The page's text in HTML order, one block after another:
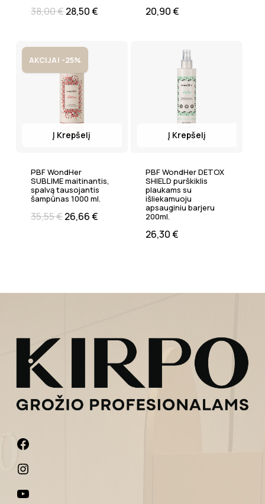
38,00€28,50€ 20,90€
AKCIJA! -25%
Į Krepšelį
PBF WondHer
SUBLIME maitinantis,
spalvą tausojantis
šampūnas 1000 ml.
35,55€26,66€
Į Krepšelį
PBF WondHer DETOX
SHIELD purškiklis
plaukams su
išliekamuoju
apsauginiu barjeru
200ml.
26,30€